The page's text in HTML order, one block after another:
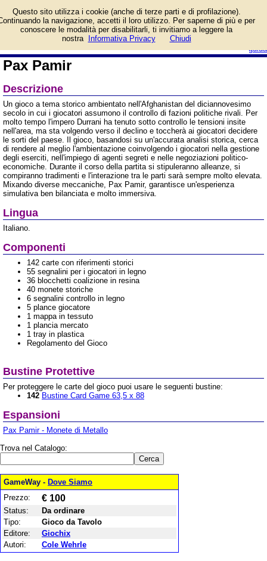
guida
e prezzo di vendita.
Prodotto da Giochix
Pax Pamir
Descrizione
Un gioco a tema storico ambientato nell'Afghanistan del diciannovesimo
secolo in cui i giocatori assumono il controllo di fazioni politiche rivali. Per
molto tempo l'impero Durrani ha tenuto sotto controllo le tensioni insite
nell'area, ma sta volgendo verso il declino e toccherà ai giocatori decidere
le sorti del paese. Il gioco, basandosi su un'accurata analisi storica, cerca
di rendere al meglio l'ambientazione coinvolgendo i giocatori nella gestione
degli eserciti, nell'impiego di agenti segreti e nelle negoziazioni politico-
economiche. Durante il corso della partita si stipuleranno alleanze, si
compiranno tradimenti e l'interazione tra le parti sarà sempre molto elevata.
Mixando diverse meccaniche, Pax Pamir, garantisce un'esperienza
simulativa ben bilanciata e molto immersiva.
Lingua
Italiano.
Componenti
142 carte con riferimenti storici
55 segnalini per i giocatori in legno
36 blocchetti coalizione in resina
40 monete storiche
6 segnalini controllo in legno
5 plance giocatore
1 mappa in tessuto
1 plancia mercato
1 tray in plastica
Regolamento del Gioco
Bustine Protettive
Per proteggere le carte del gioco puoi usare le seguenti bustine:
142 Bustine Card Game 63,5 x 88
Espansioni
Pax Pamir - Monete di Metallo
Trova nel Catalogo:
GameWay - Dove Siamo
Prezzo:
€ 100
Status:
Da ordinare
Tipo:
Gioco da Tavolo
Editore:
Giochix
Autori:
Cole Wehrle
Questo sito utilizza i cookie (anche di terze parti e di profilazione).
la navigazione, accetti il loro utilizzo. Per saperne di più e per
conoscere le modalità per disabilitarli, ti invitiamo a leggere la
nostra
Informativa Privacy Chiudi